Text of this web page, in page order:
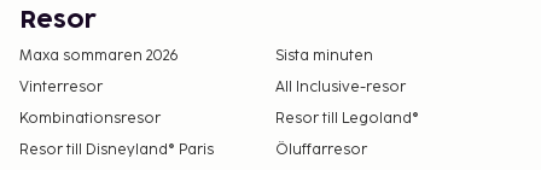
Resor
Maxa sommaren 2026
Sista minuten
Vinterresor
All Inclusive-resor
Kombinationsresor
Resor till Legoland®
Resor till Disneyland® Paris
Öluffarresor